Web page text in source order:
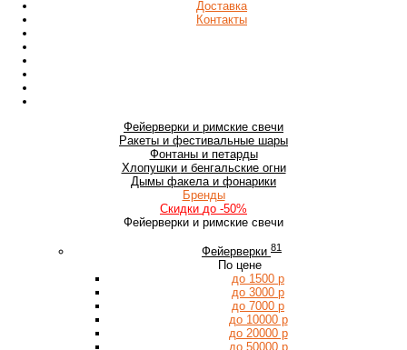
Доставка
Контакты
Фейерверки и римские свечи
Ракеты и фестивальные шары
Фонтаны и петарды
Хлопушки и бенгальские огни
Дымы факела и фонарики
Бренды
Скидки до -50%
Фейерверки и римские свечи
Фейерверки 81
По цене
до 1500 р
до 3000 р
до 7000 р
до 10000 р
до 20000 р
до 50000 р